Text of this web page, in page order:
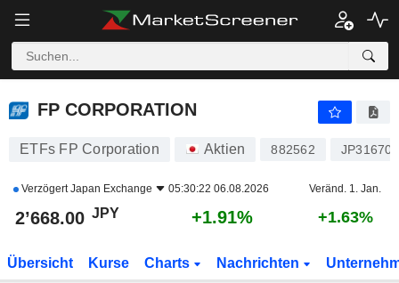
FP CORPORATION
FP CORPORATION
ETFs FP Corporation Aktien 882562
VerzögertJapan Exchange 05:30:22 06.08.2026 Veränd. 1. Jan.
2’668.00 JPY +1.91% +1.63%
Übersicht Kurse Charts Nachrichten